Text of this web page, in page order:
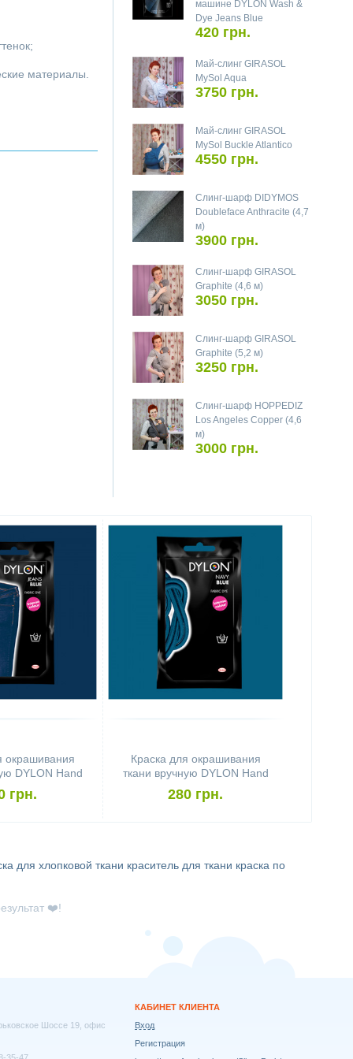
материалы.
машине DYLON Wash &
Dye Jeans Blue
420 грн.
Май-слинг GIRASOL
MySol Aqua
3750 грн.
Май-слинг GIRASOL
MySol Buckle Atlantico
4550 грн.
Слинг-шарф DIDYMOS
Doubleface Anthracite (4,7
м)
3900 грн.
Слинг-шарф GIRASOL
Graphite (4,6 м)
3050 грн.
Слинг-шарф GIRASOL
Graphite (5,2 м)
3250 грн.
Слинг-шарф HOPPEDIZ
Los Angeles Copper (4,6
м)
3000 грн.
окрашивания
DYLON Hand
Blue
грн.
Краска для окрашивания
ткани вручную DYLON Hand
Use Navy Blue
280 грн.
для хлопковой ткани краситель для ткани краска по
❤️!
Шоссе 19, офис
КАБИНЕТ КЛИЕНТА
Вход
Регистрация